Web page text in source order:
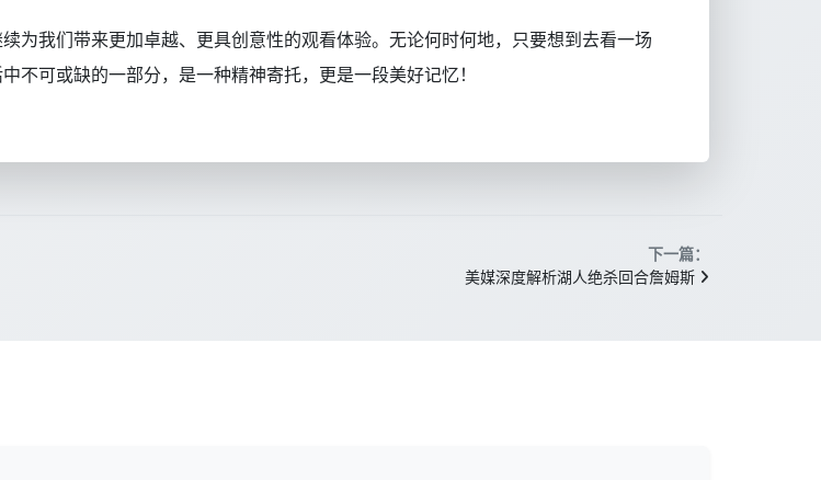
为我们带来更加卓越、更具创意性的观看体验。无论何时何地，只要想到去看一场
不可或缺的一部分，是一种精神寄托，更是一段美好记忆！
下一篇：
美媒深度解析湖人绝杀回合詹姆斯